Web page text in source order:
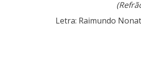
Letra: Raimundo